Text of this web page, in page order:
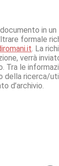
in
formale
. La
verrà
Tra le
della ricerca/
d’archivio.